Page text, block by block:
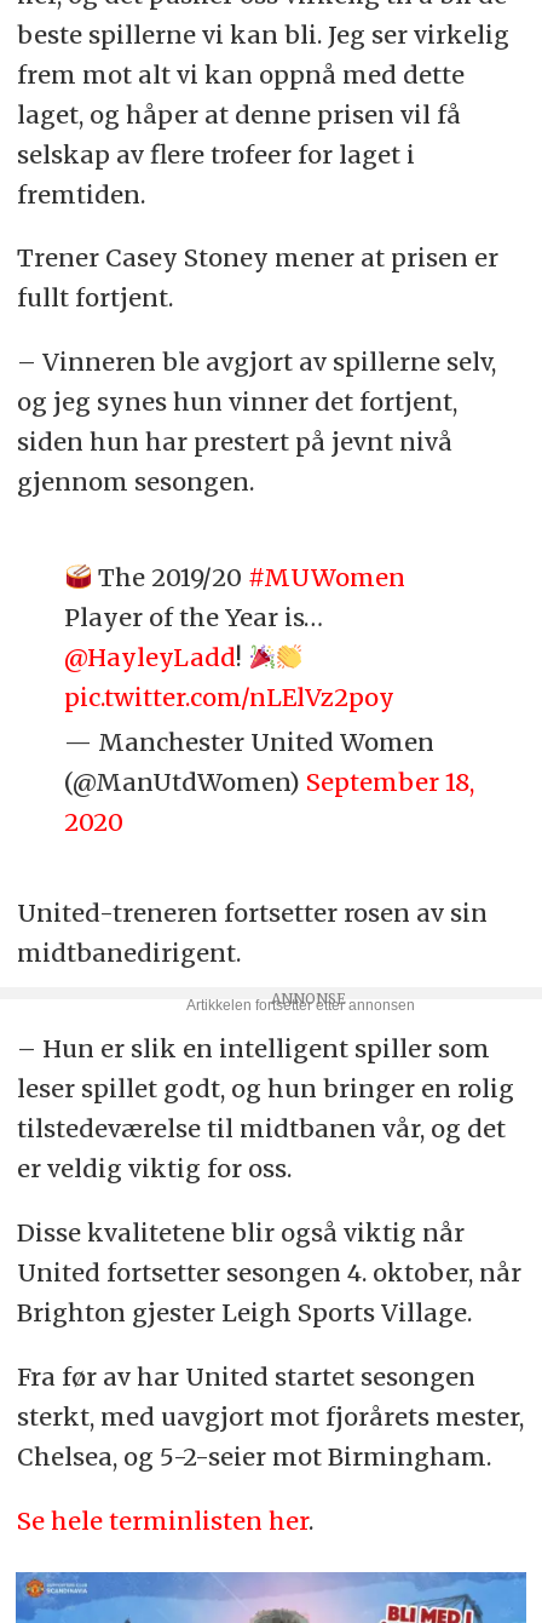
beste spillerne vi kan bli. Jeg ser virkelig
frem mot alt vi kan oppnå med dette
laget, og håper at denne prisen vil få
selskap av flere trofeer for laget i
fremtiden.
Trener Casey Stoney mener at prisen er
fullt fortjent.
– Vinneren ble avgjort av spillerne selv,
og jeg synes hun vinner det fortjent,
siden hun har prestert på jevnt nivå
gjennom sesongen.
The 2019/20 #MUWomen
Player of the Year is…
@HayleyLadd!
pic.twitter.com/nLElVz2poy
— Manchester United Women
(@ManUtdWomen) September 18,
2020
United-treneren fortsetter rosen av sin
midtbanedirigent.
– Hun er slik en intelligent spiller som
leser spillet godt, og hun bringer en rolig
tilstedeværelse til midtbanen vår, og det
er veldig viktig for oss.
Disse kvalitetene blir også viktig når
United fortsetter sesongen 4. oktober, når
Brighton gjester Leigh Sports Village.
Fra før av har United startet sesongen
sterkt, med uavgjort mot fjorårets mester,
Chelsea, og 5-2-seier mot Birmingham.
Se hele terminlisten her.